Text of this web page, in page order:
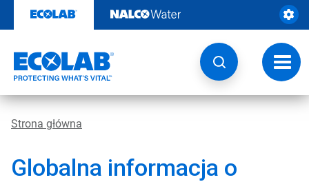
zawartości
Strona główna
Globalna informacja o